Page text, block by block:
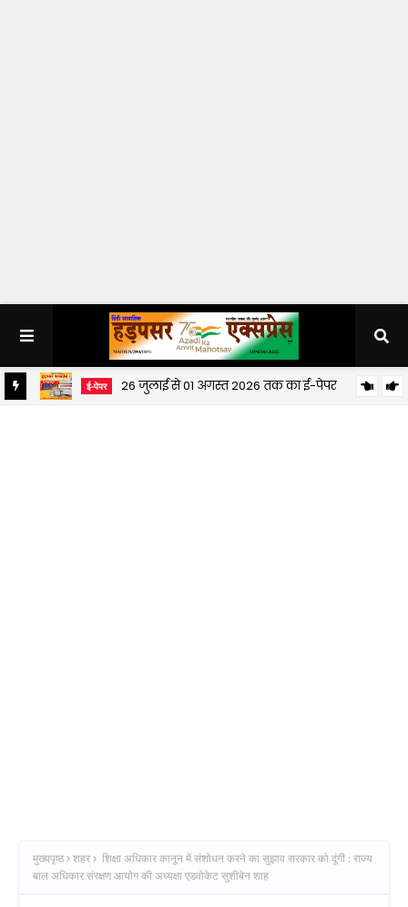
ई-पेपर 26 जुलाई से 01 अगस्त 2026 तक का ई-पेपर
ई-पेपर 19 जुलाई से 25 जुलाई 2026 तक का ई-पेपर
मुख्यपृष्ठ शहर
शिक्षा अधिकार कानून में संशोधन करने का सुझाव सरकार को दूंगी : राज्य
बाल अधिकार संरक्षण आयोग की अध्यक्षा एडवोकेट सुशीबेन शाह